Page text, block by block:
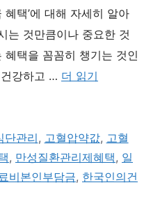
택’에 대해 자세히 알아
는 것만큼이나 중요한 것
택을 꼼꼼히 챙기는 것인
강하고 … 더 읽기
단관리, 고혈압약값, 고혈
, 만성질환관리제혜택, 일
비본인부담금, 한국인의건